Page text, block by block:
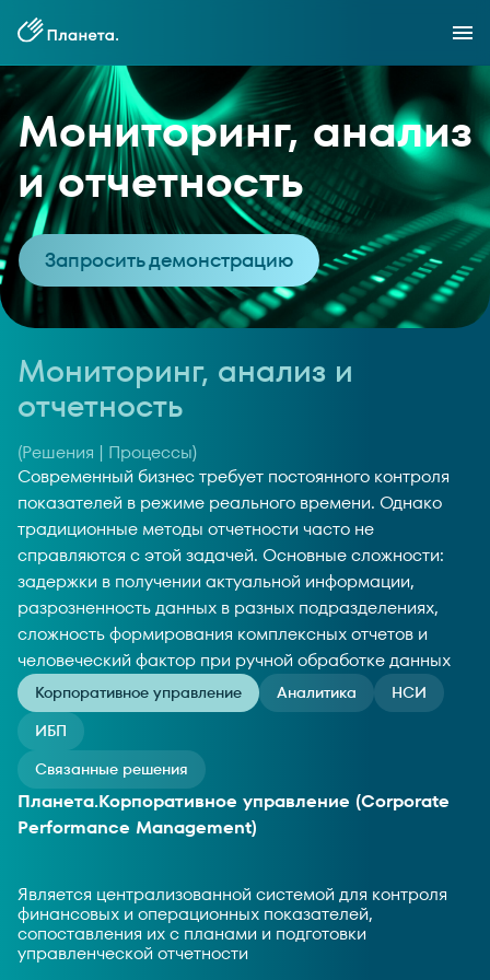
Мониторинг, анализ
и отчетность
Запросить демонстрацию
Мониторинг, анализ и
отчетность
(Решения | Процессы)
Современный бизнес требует постоянного контроля
показателей в режиме реального времени. Однако
традиционные методы отчетности часто не
справляются с этой задачей. Основные сложности:
задержки в получении актуальной информации,
разрозненность данных в разных подразделениях,
сложность формирования комплексных отчетов и
человеческий фактор при ручной обработке данных
Корпоративное управление Аналитика
НСИ
ИБП
Связанные решения
Планета.Корпоративное управление (Corporate
Performance Management)
Является централизованной системой для контроля
финансовых и операционных показателей,
сопоставления их с планами и подготовки
управленческой отчетности